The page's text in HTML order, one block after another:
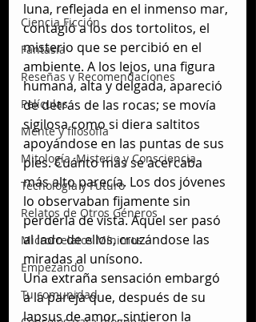
Ciencia Ficción
Fantasía
Reseñas y Recomendaciones
Películas
Mente y filosofía
Mitología, Misterio y Consciencia
Tecnología y Futuro
Relatos de Otros Géneros
Microrrelatos Mínimos
Empezando
Tu comunidad
luna, reflejada en el inmenso mar,
contagió a los dos tortolitos, el
misterio que se percibió en el
ambiente. A los lejos, una figura
humana, alta y delgada, apareció
de detrás de las rocas; se movía
sigilosa como si diera saltitos
apoyándose en las puntas de sus
pies. Cuánto más se acercaba
más alto parecía. Los dos jóvenes
lo observaban fijamente sin
perderla de vista. Aquel ser pasó
al lado de ellos, cruzándose las
miradas al unísono.
Una extraña sensación embargó
a la pareja que, después de su
lapsus de amor, sintieron la